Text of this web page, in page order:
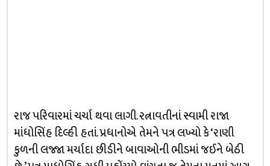
રાજ પરિવારમાં ચર્ચા થવા લાગી. રત્નાવતીનાં સ્વામી રાજા
માંધોસિંહ દિલ્હી હતાં. પ્રધાનોએ તેમને પત્ર લખ્યો કે ‘રાણી
કુળની લજ્જા મર્યાદા છીડીને બાવાઓની ભીડમાં જઈને બેઠી